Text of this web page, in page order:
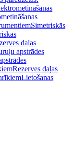
Simetriskās
daļas
apstrādes
Rezerves daļas
Lietošanas